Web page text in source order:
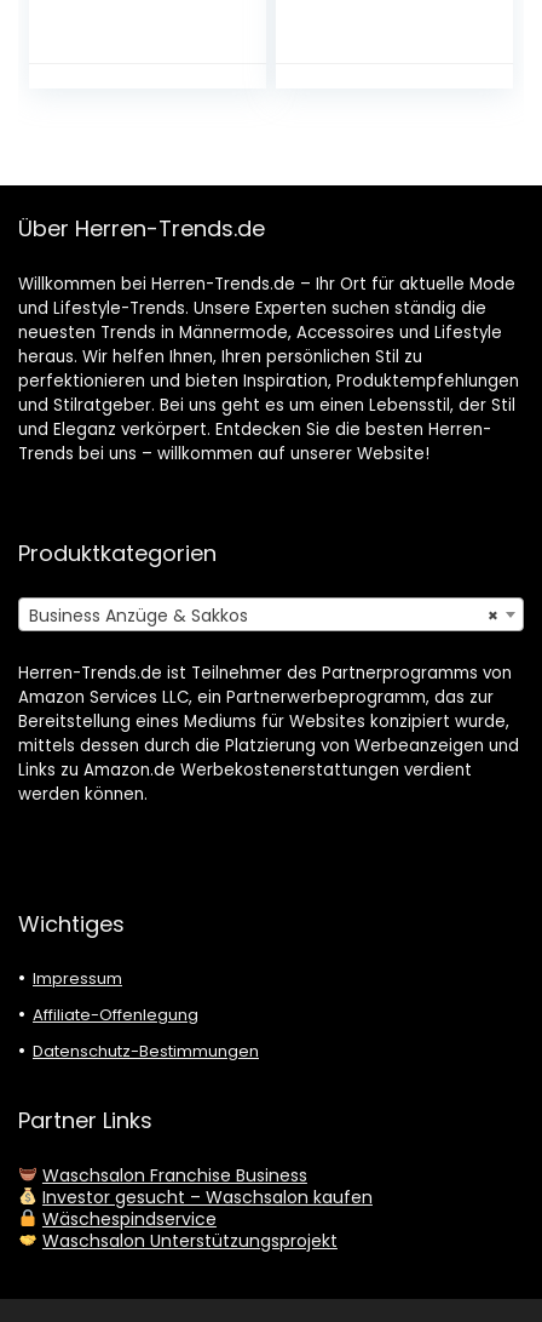
Über Herren-Trends.de
Willkommen bei Herren-Trends.de – Ihr Ort für aktuelle Mode
und Lifestyle-Trends. Unsere Experten suchen ständig die
neuesten Trends in Männermode, Accessoires und Lifestyle
heraus. Wir helfen Ihnen, Ihren persönlichen Stil zu
perfektionieren und bieten Inspiration, Produktempfehlungen
und Stilratgeber. Bei uns geht es um einen Lebensstil, der Stil
und Eleganz verkörpert. Entdecken Sie die besten Herren-
Trends bei uns – willkommen auf unserer Website!
Produktkategorien
×
Business Anzüge & Sakkos
Herren-Trends.de ist Teilnehmer des Partnerprogramms von
Amazon Services LLC, ein Partnerwerbeprogramm, das zur
Bereitstellung eines Mediums für Websites konzipiert wurde,
mittels dessen durch die Platzierung von Werbeanzeigen und
Links zu Amazon.de Werbekostenerstattungen verdient
werden können.
Wichtiges
Impressum
Affiliate-Offenlegung
Datenschutz-Bestimmungen
Partner Links
Waschsalon Franchise Business
Investor gesucht – Waschsalon kaufen
Wäschespindservice
Waschsalon Unterstützungsprojekt